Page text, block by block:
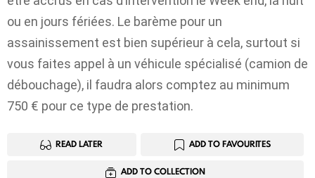
ou en jours fériées. Le barème pour un
assainissement est bien supérieur à cela, surtout si
vous faites appel à un véhicule spécialisé (camion de
débouchage), il faudra alors comptez au minimum
750 € pour ce type de prestation.
READ LATER ADD TO FAVOURITES
ADD TO COLLECTION